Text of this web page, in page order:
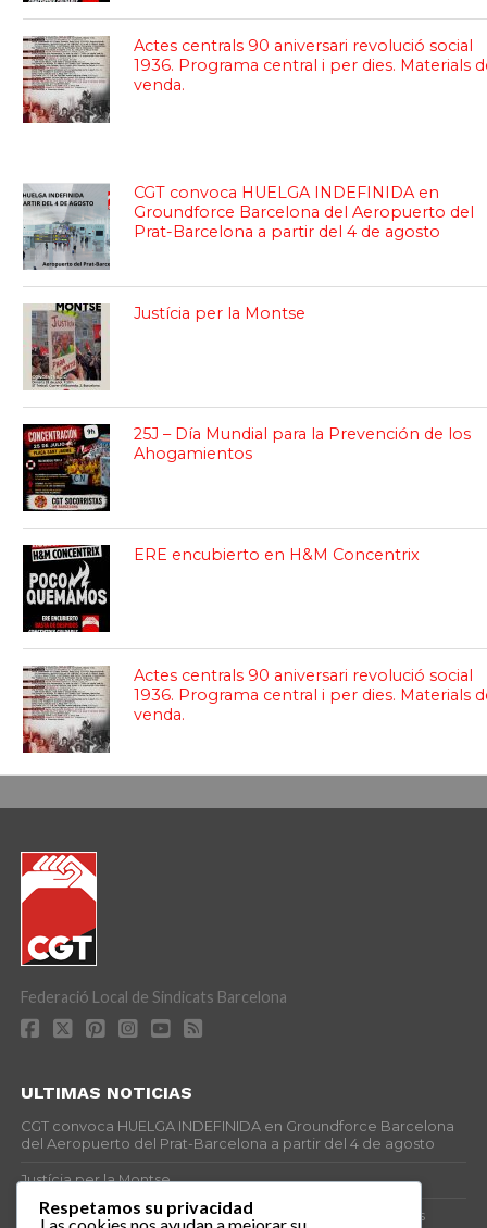
Actes centrals 90 aniversari revolució social
1936. Programa central i per dies. Materials
venda.
CGT convoca HUELGA INDEFINIDA en
Groundforce Barcelona del Aeropuerto del
Prat-Barcelona a partir del 4 de agosto
Justícia per la Montse
25J – Día Mundial para la Prevención de los
Ahogamientos
ERE encubierto en H&M Concentrix
Actes centrals 90 aniversari revolució social
1936. Programa central i per dies. Materials
venda.
Federació Local de Sindicats Barcelona
ULTIMAS NOTICIAS
CGT convoca HUELGA INDEFINIDA en Groundforce Barcelona
del Aeropuerto del Prat-Barcelona a partir del 4 de agosto
Justícia per la Montse
25J – Día Mundial para la Prevención de los Ahogamientos
Respetamos su privacidad
Las cookies nos ayudan a mejorar su